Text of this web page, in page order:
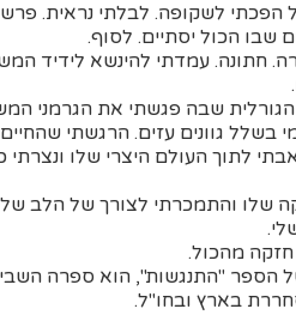
לשקופה. לבלתי נראית.
שבו הכול יסתיים. לסוף.
חתונה. עמדתי להינשא לידיד
שבה פגשתי את הגרמני
גוונים עזים. הרגשתי שהחיים
לתוך העולם היצרי שלו ונצרתי
שלו והתמכרתי לצורך של הלב
מהכול.
הספר "התנגשות", הוא ספרה
בארץ ובחו"ל.